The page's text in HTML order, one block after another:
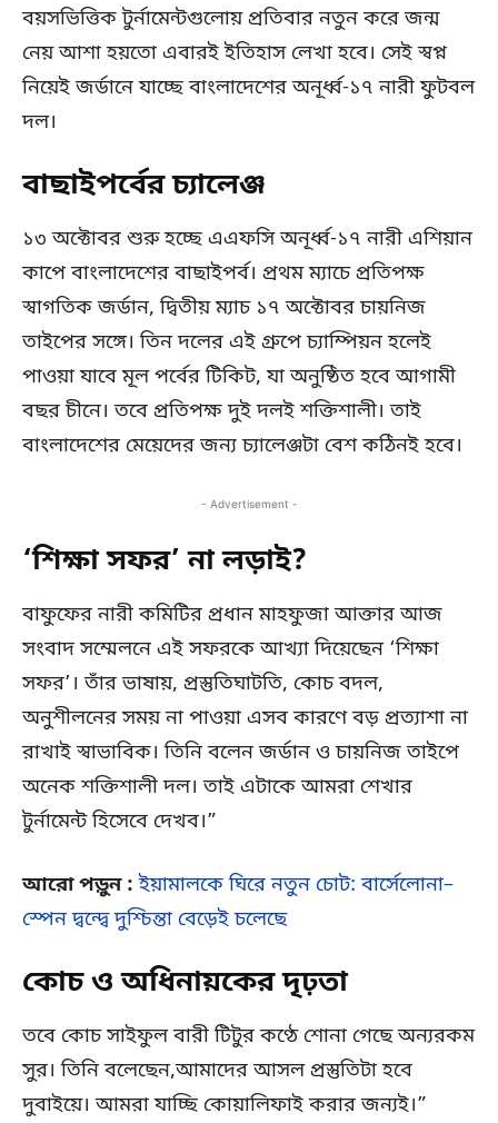
বয়সভিত্তিক টুর্নামেন্টগুলোয় প্রতিবার নতুন করে জন্ম
নেয় আশা হয়তো এবারই ইতিহাস লেখা হবে। সেই স্বপ্ন
নিয়েই জর্ডানে যাচ্ছে বাংলাদেশের অনূর্ধ্ব-১৭ নারী ফুটবল
দল।
বাছাইপর্বের চ্যালেঞ্জ
১৩ অক্টোবর শুরু হচ্ছে এএফসি অনূর্ধ্ব-১৭ নারী এশিয়ান
কাপে বাংলাদেশের বাছাইপর্ব। প্রথম ম্যাচে প্রতিপক্ষ
স্বাগতিক জর্ডান, দ্বিতীয় ম্যাচ ১৭ অক্টোবর চায়নিজ
তাইপের সঙ্গে। তিন দলের এই গ্রুপে চ্যাম্পিয়ন হলেই
পাওয়া যাবে মূল পর্বের টিকিট, যা অনুষ্ঠিত হবে আগামী
বছর চীনে। তবে প্রতিপক্ষ দুই দলই শক্তিশালী। তাই
বাংলাদেশের মেয়েদের জন্য চ্যালেঞ্জটা বেশ কঠিনই হবে।
- Advertisement -
‘শিক্ষা সফর’ না লড়াই?
বাফুফের নারী কমিটির প্রধান মাহফুজা আক্তার আজ
সংবাদ সম্মেলনে এই সফরকে আখ্যা দিয়েছেন ‘শিক্ষা
সফর’। তাঁর ভাষায়, প্রস্তুতিঘাটতি, কোচ বদল,
অনুশীলনের সময় না পাওয়া এসব কারণে বড় প্রত্যাশা না
রাখাই স্বাভাবিক। তিনি বলেন জর্ডান ও চায়নিজ তাইপে
অনেক শক্তিশালী দল। তাই এটাকে আমরা শেখার
টুর্নামেন্ট হিসেবে দেখব।”
আরো পড়ুন : ইয়ামালকে ঘিরে নতুন চোট: বার্সেলোনা–
স্পেন দ্বন্দ্বে দুশ্চিন্তা বেড়েই চলেছে
কোচ ও অধিনায়কের দৃঢ়তা
তবে কোচ সাইফুল বারী টিটুর কণ্ঠে শোনা গেছে অন্যরকম
সুর। তিনি বলেছেন,আমাদের আসল প্রস্তুতিটা হবে
দুবাইয়ে। আমরা যাচ্ছি কোয়ালিফাই করার জন্যই।”